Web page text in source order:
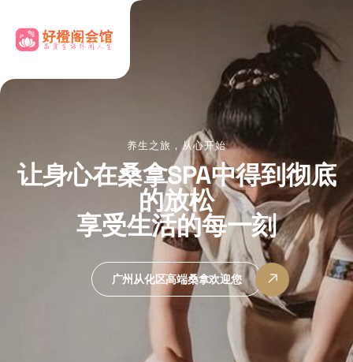
广州从化区养生会所欢迎您
广州从化区桑拿哪里好
广州从化区高端桑拿欢迎您
放松一刻，健康一生
在我们的养生会所
每一次体验都是一次全新的
旅程
广州从化区养生会所欢迎您
广州从化区桑拿哪里好